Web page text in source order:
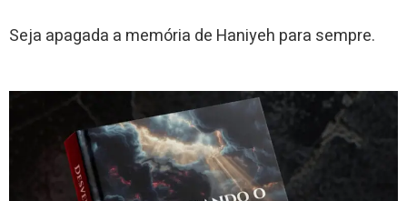
Seja apagada a memória de Haniyeh para sempre.